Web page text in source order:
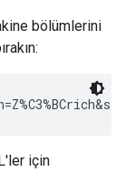
bölümlerini
için